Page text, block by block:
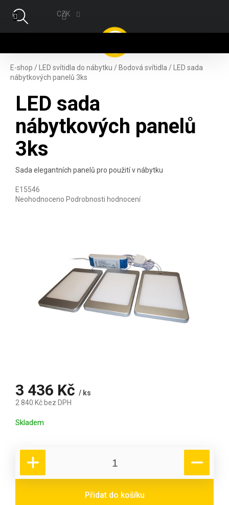
CZK
E-shop / LED svítidla do nábytku / Bodová svítidla /
LED sada
nábytkových panelů 3ks
LED sada
nábytkových panelů
3ks
Sada elegantních panelů pro použití v nábytku
E15546
Průměrné hodnocení produktu je 0,0 z 5 hvězdiček.
Neohodnoceno Podrobnosti hodnocení
3 436 Kč / ks
2 840 Kč bez DPH
Skladem
Přidat do košíku